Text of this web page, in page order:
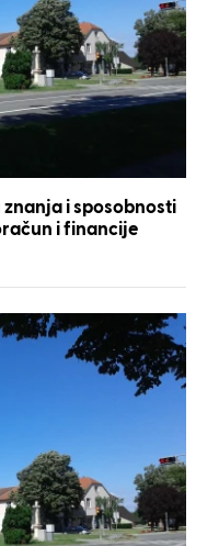
i sposobnosti
i financije